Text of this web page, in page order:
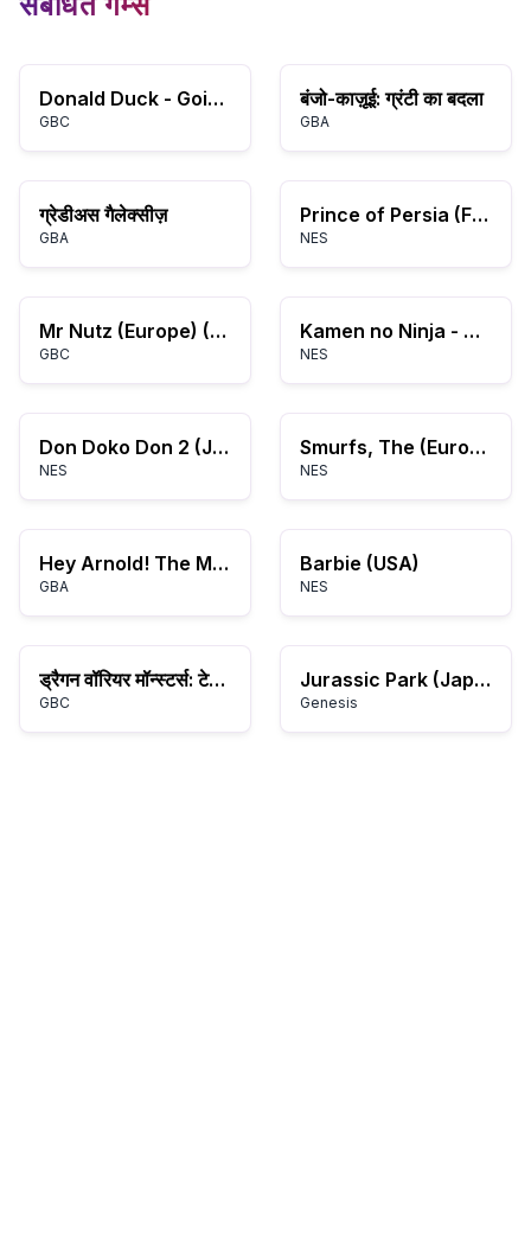
संबंधित गेम्स
Donald Duck - Goin' Quackers (USA) (En,Fr,De,Es,It)
GBC
बंजो-काज़ूई: ग्रंटी का बदला
GBA
ग्रेडीअस गैलेक्सीज़
GBA
Prince of Persia (France)
NES
Mr Nutz (Europe) (En,Fr,De,Es,It,Nl)
GBC
Kamen no Ninja - Hanamaru (Japan)
NES
Don Doko Don 2 (Japan)
NES
Smurfs, The (Europe)
NES
Hey Arnold! The Movie (U)(Venom)
GBA
Barbie (USA)
NES
ड्रैगन वॉरियर मॉन्स्टर्स: टेरी'स वंडरलैंड
GBC
Jurassic Park (Japan)
Genesis